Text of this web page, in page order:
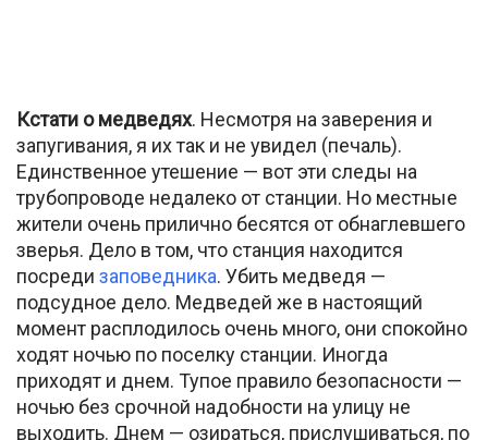
Кстати о медведях. Несмотря на заверения и
запугивания, я их так и не увидел (печаль).
Единственное утешение — вот эти следы на
трубопроводе недалеко от станции. Но местные
жители очень прилично бесятся от обнаглевшего
зверья. Дело в том, что станция находится
посреди заповедника. Убить медведя —
подсудное дело. Медведей же в настоящий
момент расплодилось очень много, они спокойно
ходят ночью по поселку станции. Иногда
приходят и днем. Тупое правило безопасности —
ночью без срочной надобности на улицу не
выходить. Днем — озираться, прислушиваться, по